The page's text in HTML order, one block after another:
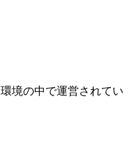
境の中で運営されてい